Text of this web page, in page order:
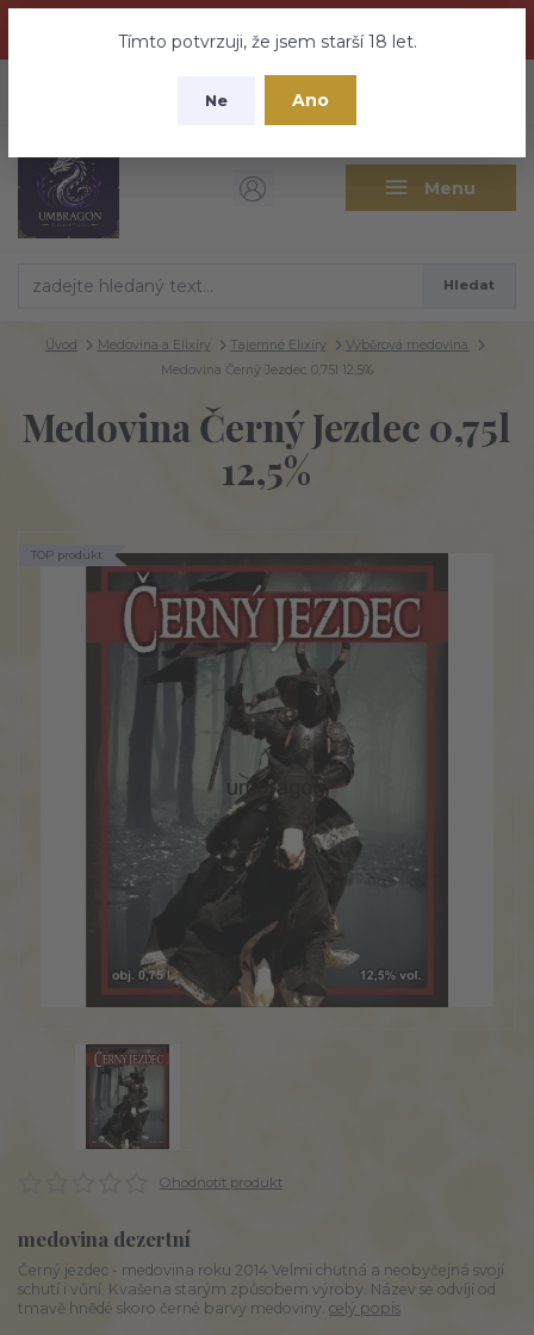
nebuďte vyděšeni zde najdete vše a ještě mnohem víc
Tímto potvrzuji, že jsem starší 18 let.
Ne Ano
Menu
CZK
Hledat
Úvod Medovina a Elixíry Tajemné Elixíry
Výběrová medovina
Medovina Černý Jezdec 0,75l 12,5%
Medovina Černý Jezdec 0,75l
12,5%
TOP produkt
Ohodnotit produkt
medovina dezertní
Černý jezdec - medovina roku 2014 Velmi chutná a neobyčejná svojí
schutí i vůní. Kvašena starým způsobem výroby. Název se odvíjí od
tmavě hnědé skoro černé barvy medoviny. celý popis